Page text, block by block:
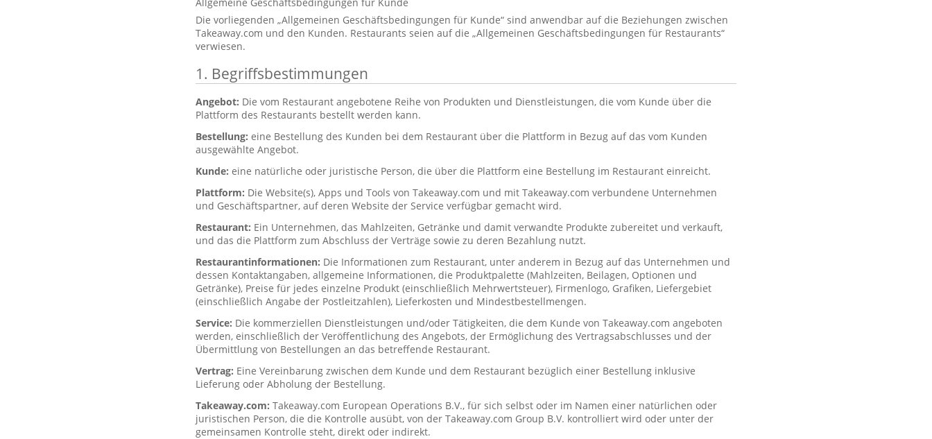
Die vorliegenden „Allgemeinen Geschäftsbedingungen für Kunde“ sind anwendbar auf die Beziehungen zwischen
Takeaway.com und den Kunden. Restaurants seien auf die „Allgemeinen Geschäftsbedingungen für Restaurants“
verwiesen.
1. Begriffsbestimmungen
Angebot: Die vom Restaurant angebotene Reihe von Produkten und Dienstleistungen, die vom Kunde über die
Plattform des Restaurants bestellt werden kann.
Bestellung: eine Bestellung des Kunden bei dem Restaurant über die Plattform in Bezug auf das vom Kunden
ausgewählte Angebot.
Kunde: eine natürliche oder juristische Person, die über die Plattform eine Bestellung im Restaurant einreicht.
Plattform: Die Website(s), Apps und Tools von Takeaway.com und mit Takeaway.com verbundene Unternehmen
und Geschäftspartner, auf deren Website der Service verfügbar gemacht wird.
Restaurant: Ein Unternehmen, das Mahlzeiten, Getränke und damit verwandte Produkte zubereitet und verkauft,
und das die Plattform zum Abschluss der Verträge sowie zu deren Bezahlung nutzt.
Restaurantinformationen: Die Informationen zum Restaurant, unter anderem in Bezug auf das Unternehmen und
dessen Kontaktangaben, allgemeine Informationen, die Produktpalette (Mahlzeiten, Beilagen, Optionen und
Getränke), Preise für jedes einzelne Produkt (einschließlich Mehrwertsteuer), Firmenlogo, Grafiken, Liefergebiet
(einschließlich Angabe der Postleitzahlen), Lieferkosten und Mindestbestellmengen.
Service: Die kommerziellen Dienstleistungen und/oder Tätigkeiten, die dem Kunde von Takeaway.com angeboten
werden, einschließlich der Veröffentlichung des Angebots, der Ermöglichung des Vertragsabschlusses und der
Übermittlung von Bestellungen an das betreffende Restaurant.
Vertrag: Eine Vereinbarung zwischen dem Kunde und dem Restaurant bezüglich einer Bestellung inklusive
Lieferung oder Abholung der Bestellung.
Takeaway.com: Takeaway.com European Operations B.V., für sich selbst oder im Namen einer natürlichen oder
juristischen Person, die die Kontrolle ausübt, von der Takeaway.com Group B.V. kontrolliert wird oder unter der
gemeinsamen Kontrolle steht, direkt oder indirekt.